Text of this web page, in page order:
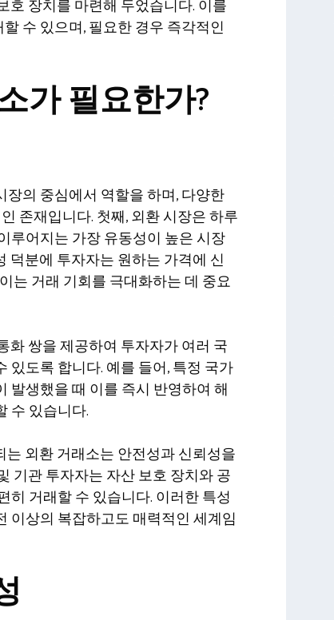
호 장치를 마련해 두었습니다. 이를
수 있으며, 필요한 경우 즉각적인
가 필요한가?
의 중심에서 역할을 하며, 다양한
존재입니다. 첫째, 외환 시장은 하루
루어지는 가장 유동성이 높은 시장
덕분에 투자자는 원하는 가격에 신
는 거래 기회를 극대화하는 데 중요
화 쌍을 제공하여 투자자가 여러 국
있도록 합니다. 예를 들어, 특정 국가
발생했을 때 이를 즉시 반영하여 해
수 있습니다.
외환 거래소는 안전성과 신뢰성을
기관 투자자는 자산 보호 장치와 공
히 거래할 수 있습니다. 이러한 특성
이상의 복잡하고도 매력적인 세계임